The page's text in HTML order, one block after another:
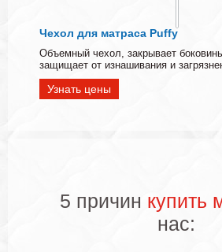
Чехол для матраса Puffy
Объемный чехол, закрывает
защищает от изнашивания и
Узнать цены
5 причин купить
нас: